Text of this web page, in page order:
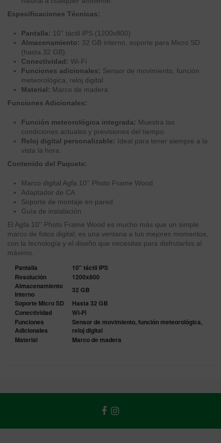
Especificaciones Técnicas:
Pantalla: 10'' táctil IPS (1200x800)
Almacenamiento: 32 GB interno, soporte para Micro SD
(hasta 32 GB)
Conectividad: Wi-Fi
Funciones adicionales: Sensor de movimiento, función
meteorológica, reloj digital
Material: Marco de madera
Funciones Adicionales:
Función meteorológica integrada: Muestra las
condiciones actuales y previsiones del tiempo.
Reloj digital personalizable: Ideal para tener siempre a la
vista la hora.
Contenido del Paquete:
Marco digital Agfa 10'' Photo Frame Wood
Adaptador de CA
Soporte de montaje en pared
Guía de instalación
El Agfa 10'' Photo Frame Wood es mucho más que un simple
marco de fotos digital; es una ventana a tus mejores momentos,
con la tecnología y el diseño que necesitas para disfrutarlos al
máximo.
Pantalla
10'' táctil IPS
Resolución
1200x800
Almacenamiento
Interno
32 GB
Soporte Micro SD
Hasta 32 GB
Conectividad
Wi-Fi
Funciones
Adicionales
Sensor de movimiento, función meteorológica,
reloj digital
Material
Marco de madera